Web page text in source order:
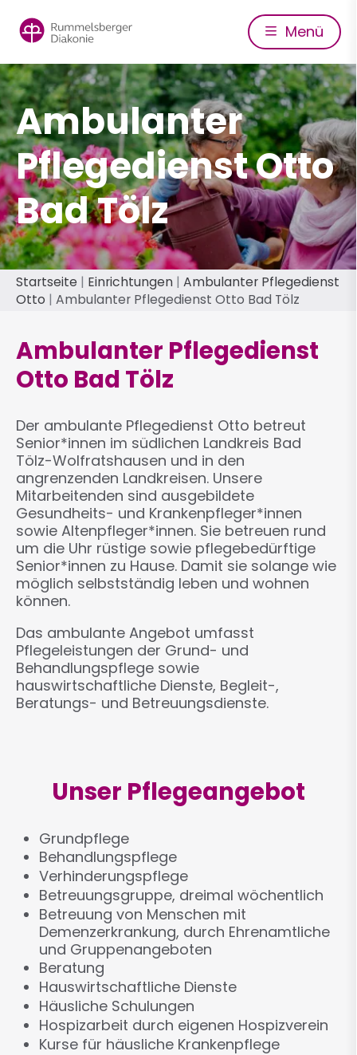
zum
Inhalt
Menü
Ambulanter
Pflegedienst Otto
Bad Tölz
Pfadnavigation
Startseite Einrichtungen Ambulanter Pflegedienst
Otto
Ambulanter Pflegedienst Otto Bad Tölz
Ambulanter Pflegedienst
Otto Bad Tölz
Der ambulante Pflegedienst Otto betreut
Senior*innen im südlichen Landkreis Bad
Tölz-Wolfratshausen und in den
angrenzenden Landkreisen. Unsere
Mitarbeitenden sind ausgebildete
Gesundheits- und Krankenpfleger*innen
sowie Altenpfleger*innen. Sie betreuen rund
um die Uhr rüstige sowie pflegebedürftige
Senior*innen zu Hause. Damit sie solange wie
möglich selbstständig leben und wohnen
können.
Das ambulante Angebot umfasst
Pflegeleistungen der Grund- und
Behandlungspflege sowie
hauswirtschaftliche Dienste, Begleit-,
Beratungs- und Betreuungsdienste.
Unser Pflegeangebot
Grundpflege
Behandlungspflege
Verhinderungspflege
Betreuungsgruppe, dreimal wöchentlich
Betreuung von Menschen mit
Demenzerkrankung, durch Ehrenamtliche
und Gruppenangeboten
Beratung
Hauswirtschaftliche Dienste
Häusliche Schulungen
Hospizarbeit durch eigenen Hospizverein
Kurse für häusliche Krankenpflege